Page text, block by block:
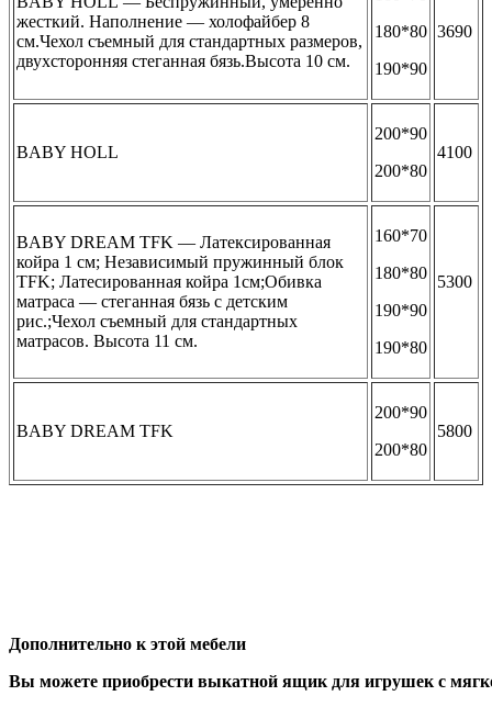
жесткий. Наполнение — холофайбер 8
см.Чехол съемный для стандартных размеров,
двухсторонняя стеганная бязь.Высота 10 см.
180*80
190*90
3690
BABY HOLL
200*90
200*80
4100
BABY DREAM TFK — Латексированная
койра 1 см; Независимый пружинный блок
TFK; Латесированная койра 1см;Обивка
матраса — стеганная бязь с детским
рис.;Чехол съемный для стандартных
матрасов. Высота 11 см.
160*70
180*80
190*90
190*80
5300
BABY DREAM TFK
200*90
200*80
5800
Дополнительно к этой мебели
Вы можете приобрести выкатной ящик для игрушек с